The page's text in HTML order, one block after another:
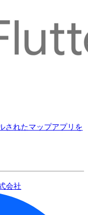
されたマップアプリを
会社